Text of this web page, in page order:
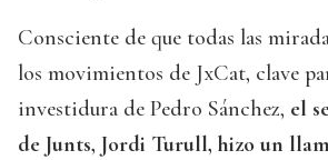
Consciente de que todas las
los movimientos de JxCat, clave
investidura de Pedro Sánchez, el
de Junts, Jordi Turull, hizo un